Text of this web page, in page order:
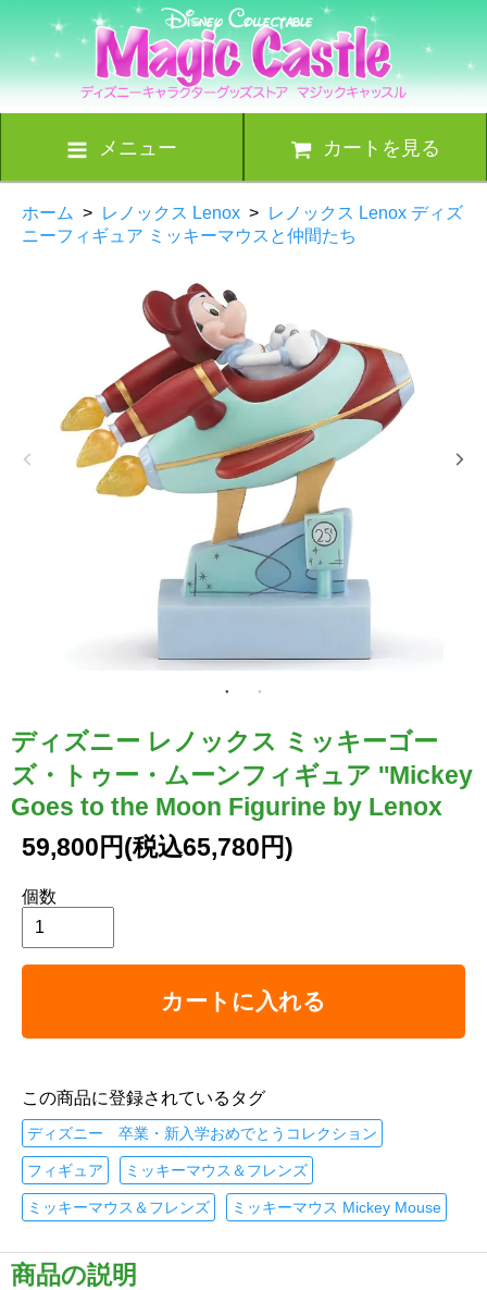
メニュー カートを見る
ホーム > レノックス Lenox > レノックス Lenox ディズ
ニーフィギュア ミッキーマウスと仲間たち
ディズニー レノックス ミッキーゴー
ズ・トゥー・ムーンフィギュア ''Mickey
Goes to the Moon Figurine by Lenox
59,800円(税込65,780円)
個数
カートに入れる
この商品に登録されているタグ
ディズニー 卒業・新入学おめでとうコレクション
フィギュア ミッキーマウス＆フレンズ
ミッキーマウス＆フレンズ ミッキーマウス Mickey Mouse
商品の説明